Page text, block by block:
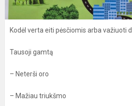
Kodėl verta eiti pėsčiomis arba važiuoti
Tausoji gamtą
– Neterši oro
– Mažiau triukšmo